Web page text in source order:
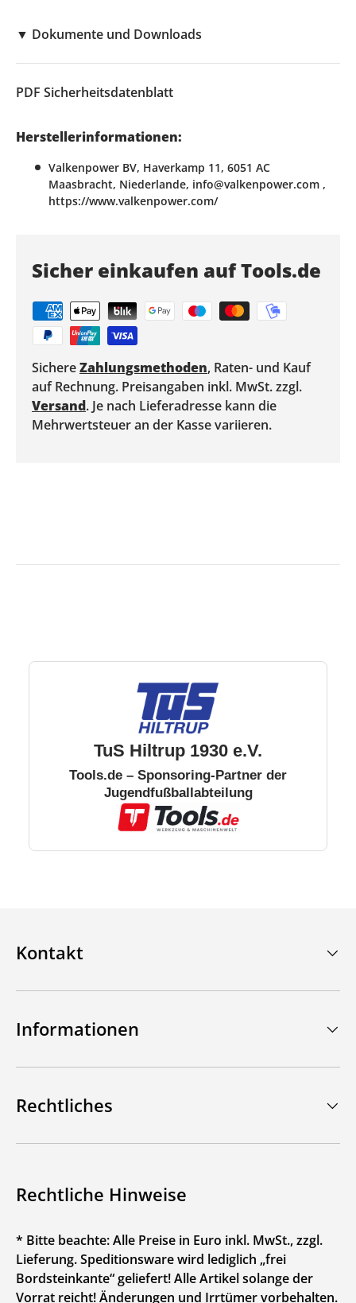
▼ Dokumente und Downloads
PDF Sicherheitsdatenblatt
Herstellerinformationen:
Valkenpower BV, Haverkamp 11, 6051 AC
Maasbracht, Niederlande, info@valkenpower.com ,
https://www.valkenpower.com/
Sicher einkaufen auf Tools.de
SichereZahlungsmethoden, Raten- und Kauf
auf Rechnung. Preisangaben inkl. MwSt. zzgl.
Versand. Je nach Lieferadresse kann die
Mehrwertsteuer an der Kasse variieren.
TuS Hiltrup 1930 e.V.
Tools.de – Sponsoring-Partner der
Jugendfußballabteilung
Kontakt
Informationen
Rechtliches
Rechtliche Hinweise
* Bitte beachte: Alle Preise in Euro inkl. MwSt., zzgl.
Lieferung. Speditionsware wird lediglich „frei
Bordsteinkante“ geliefert! Alle Artikel solange der
Vorrat reicht! Änderungen und Irrtümer vorbehalten.